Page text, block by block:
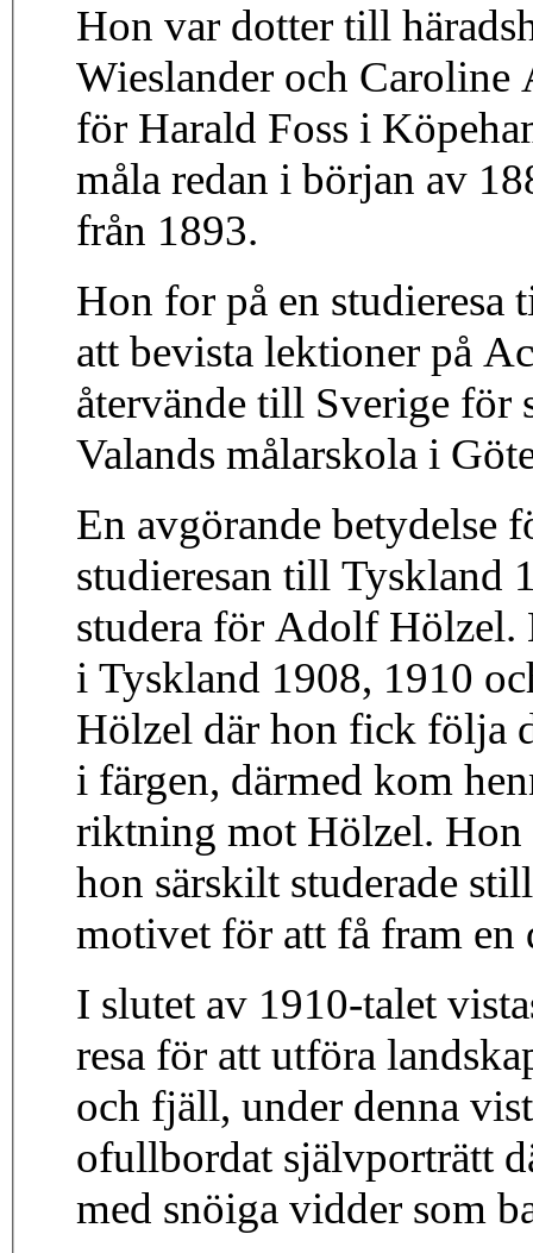
Hon var dotter till
Wieslander och Caroline
för Harald Foss i
måla redan i början av
från 1893.
Hon for på en studieresa
att bevista lektioner på
återvände till Sverige
Valands målarskola i
En avgörande betydelse
studieresan till Tyskland
studera för Adolf Hölzel.
i Tyskland 1908, 1910
Hölzel där hon fick följa
i färgen, därmed kom
riktning mot Hölzel. Hon
hon särskilt studerade
motivet för att få fram
I slutet av 1910-talet
resa för att utföra
och fjäll, under denna
ofullbordat självporträtt
med snöiga vidder som